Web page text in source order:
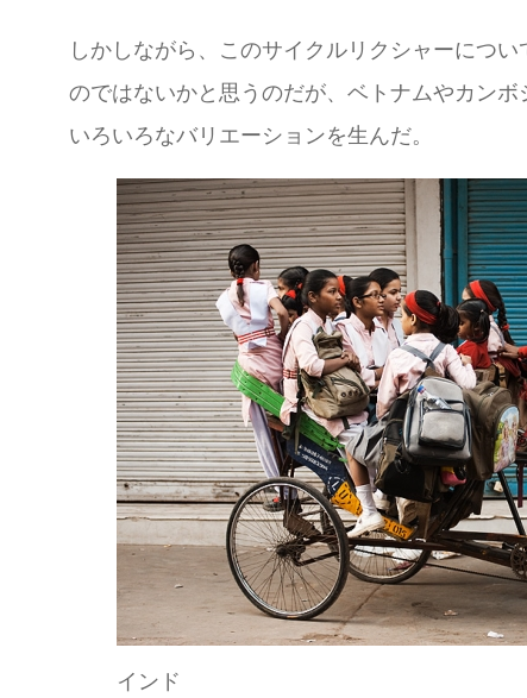
しかしながら、このサイクルリクシャーにつ
のではないかと思うのだが、ベトナムやカン
いろいろなバリエーションを生んだ。
インド